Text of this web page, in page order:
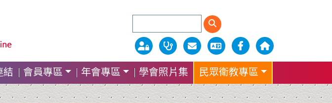
結 會員專區 年會專區 學會照片集 民眾衛教專區